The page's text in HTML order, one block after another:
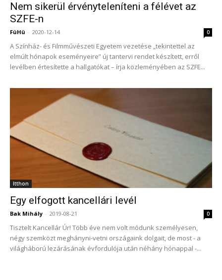
Nem sikerül érvényteleníteni a félévet az
SZFE-n
FüHü - 2020-12-14 0
A Színház- és Filmművészeti Egyetem vezetése „tekintettel az
elmúlt hónapok eseményeire” új tantervi rendet készített, erről
levélben értesítette a hallgatókat – írja közleményében az SZFE...
Itthon
Egy elfogott kancellári levél
Bak Mihály - 2019-08-21 0
Tisztelt Kancellár Úr! Több éve nem volt módunk személyesen,
négy szemközt meghányni-vetni országaink dolgait, de most - a
világháború lezárásának évfordulója után néhány hónappal -...